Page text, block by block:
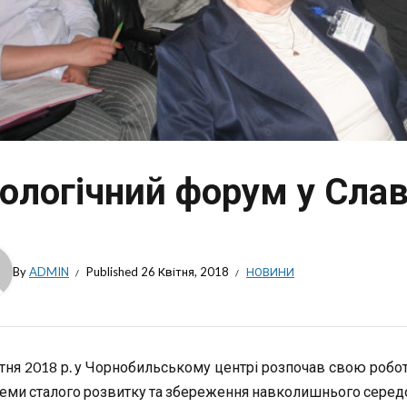
форум у
ByADMIN Published 26 Квітня, 2018 НОВИНИ
2018 р. у Чорнобильському центрі розпочав свою
сталого розвитку та збереження навколишнього